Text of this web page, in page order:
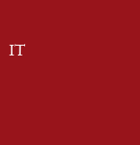
IT